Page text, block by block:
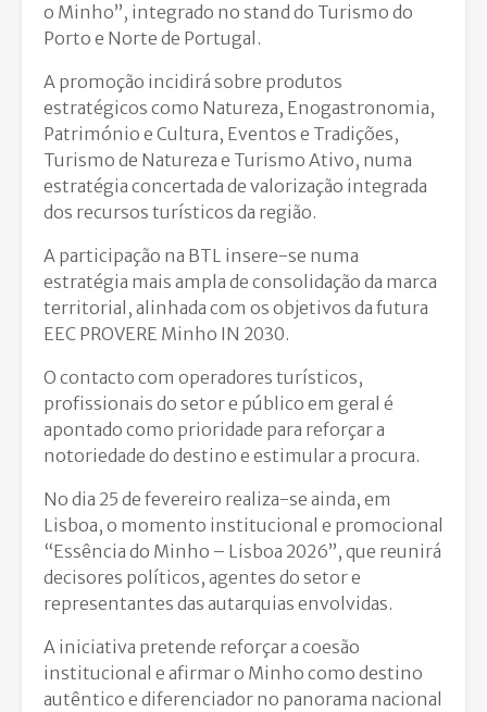
o Minho”, integrado no stand do Turismo do
Porto e Norte de Portugal.
A promoção incidirá sobre produtos
estratégicos como Natureza, Enogastronomia,
Património e Cultura, Eventos e Tradições,
Turismo de Natureza e Turismo Ativo, numa
estratégia concertada de valorização integrada
dos recursos turísticos da região.
A participação na BTL insere-se numa
estratégia mais ampla de consolidação da marca
territorial, alinhada com os objetivos da futura
EEC PROVERE Minho IN 2030.
O contacto com operadores turísticos,
profissionais do setor e público em geral é
apontado como prioridade para reforçar a
notoriedade do destino e estimular a procura.
No dia 25 de fevereiro realiza-se ainda, em
Lisboa, o momento institucional e promocional
“Essência do Minho – Lisboa 2026”, que reunirá
decisores políticos, agentes do setor e
representantes das autarquias envolvidas.
A iniciativa pretende reforçar a coesão
institucional e afirmar o Minho como destino
autêntico e diferenciador no panorama nacional